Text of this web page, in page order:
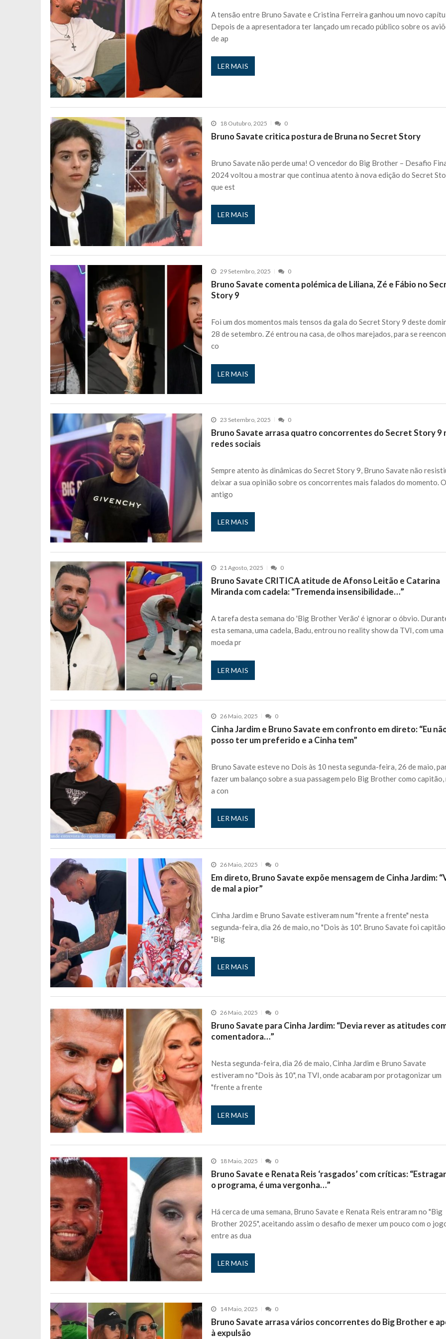
Maria Botelho Moniz coloca ‘pontos nos is’: “Ficou chateado comigo?”
Sara Santos fica em “pânico” durante exercício 27 JANEIRO, 2026
Filipe Delgado volta a imitar o instrutor e é apanhado
Gonçalo Quinaz CRITICA “dança” de Cláudio Ramos: “É um atentado…”
Catarina Miranda revela “cachet” após entrevista polémica a Flávio Furtado...
PSP já tomou medidas em relação ao homem que pegou fogo à estátua de Cristiano R...
Inês e Dylan divertem fãs com vídeo hilariante
Nem vai acreditar na atual profissão do instrutor Paulo Andrade da 1ª Companhia!...
Francisco Monteiro GASTAVA cerca de 400 euros POR DIA enquanto comentador na TVI
A tensão entre Bruno Savate e Cristina Ferreira ganhou um novo
Depois de a apresentadora ter lançado um recado público sobre os
de ap
LER MAIS
18 Outubro, 2025 0
Bruno Savate critica postura de Bruna no Secret Story
Bruno Savate não perde uma! O vencedor do Big Brother – Desafio
2024 voltou a mostrar que continua atento à nova edição do Secret
que est
LER MAIS
29 Setembro, 2025 0
Bruno Savate comenta polémica de Liliana, Zé e Fábio no
Story 9
Foi um dos momentos mais tensos da gala do Secret Story 9 deste
28 de setembro. Zé entrou na casa, de olhos marejados, para se
co
LER MAIS
23 Setembro, 2025 0
Bruno Savate arrasa quatro concorrentes do Secret Story 9
redes sociais
Sempre atento às dinâmicas do Secret Story 9, Bruno Savate não
deixar a sua opinião sobre os concorrentes mais falados do momento. O
antigo
LER MAIS
21 Agosto, 2025 0
Bruno Savate CRITICA atitude de Afonso Leitão e Catarina
Miranda com cadela: “Tremenda insensibilidade…”
A tarefa desta semana do 'Big Brother Verão' é ignorar o óbvio.
esta semana, uma cadela, Badu, entrou no reality show da TVI, com uma
moeda pr
LER MAIS
26 Maio, 2025 0
Cinha Jardim e Bruno Savate em confronto em direto: “Eu
posso ter um preferido e a Cinha tem”
Bruno Savate esteve no Dois às 10 nesta segunda-feira, 26 de maio,
fazer um balanço sobre a sua passagem pelo Big Brother como capitão,
a con
LER MAIS
26 Maio, 2025 0
Em direto, Bruno Savate expõe mensagem de Cinha Jardim:
de mal a pior”
Cinha Jardim e Bruno Savate estiveram num "frente a frente" nesta
segunda-feira, dia 26 de maio, no "Dois às 10". Bruno Savate foi
"Big
LER MAIS
26 Maio, 2025 0
Bruno Savate para Cinha Jardim: “Devia rever as atitudes
comentadora…”
Nesta segunda-feira, dia 26 de maio, Cinha Jardim e Bruno Savate
estiveram no "Dois às 10", na TVI, onde acabaram por protagonizar um
"frente a frente
LER MAIS
18 Maio, 2025 0
Bruno Savate e Renata Reis ‘rasgados’ com críticas:
o programa, é uma vergonha…”
Há cerca de uma semana, Bruno Savate e Renata Reis entraram no "Big
Brother 2025", aceitando assim o desafio de mexer um pouco com o
entre as dua
LER MAIS
14 Maio, 2025 0
Bruno Savate arrasa vários concorrentes do Big Brother e
à expulsão